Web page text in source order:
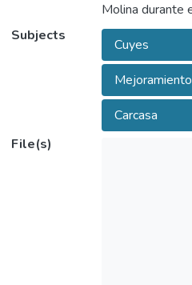
año 2006, se
Perú, Andino,
categorías de
Subjects
Cuyes
Carcasa
File(s)